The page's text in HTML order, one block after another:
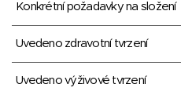
Konkrétní požadavky na složení
Uvedeno zdravotní tvrzení
Uvedeno výživové tvrzení